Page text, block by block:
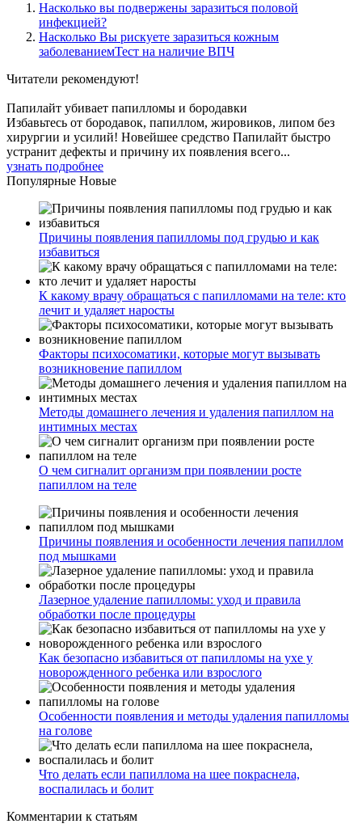
Насколько вы подвержены заразиться половой
инфекцией?
Насколько Вы рискуете заразиться кожным
заболеваниемТест на наличие ВПЧ
Читатели рекомендуют!
Папилайт убивает папилломы и бородавки
Избавьтесь от бородавок, папиллом, жировиков, липом без
хирургии и усилий! Новейшее средство Папилайт быстро
устранит дефекты и причину их появления всего...
узнать подробнее
Популярные Новые
Причины появления папилломы под грудью и как
избавиться
К какому врачу обращаться с папилломами на теле: кто
лечит и удаляет наросты
Факторы психосоматики, которые могут вызывать
возникновение папиллом
Методы домашнего лечения и удаления папиллом на
интимных местах
О чем сигналит организм при появлении росте
папиллом на теле
Причины появления и особенности лечения папиллом
под мышками
Лазерное удаление папилломы: уход и правила
обработки после процедуры
Как безопасно избавиться от папилломы на ухе у
новорожденного ребенка или взрослого
Особенности появления и методы удаления папилломы
на голове
Что делать если папиллома на шее покраснела,
воспалилась и болит
Комментарии к статьям